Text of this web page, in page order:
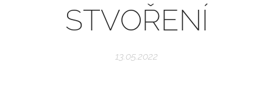
STVOŘENÍ
13.05.2022